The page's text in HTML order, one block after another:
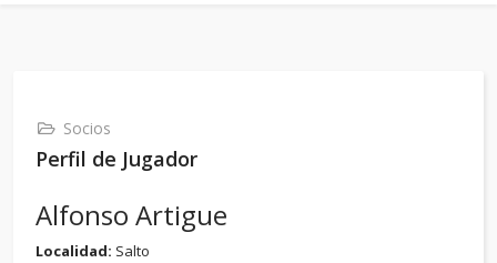
Socios
Perfil de Jugador
Alfonso Artigue
Localidad: Salto